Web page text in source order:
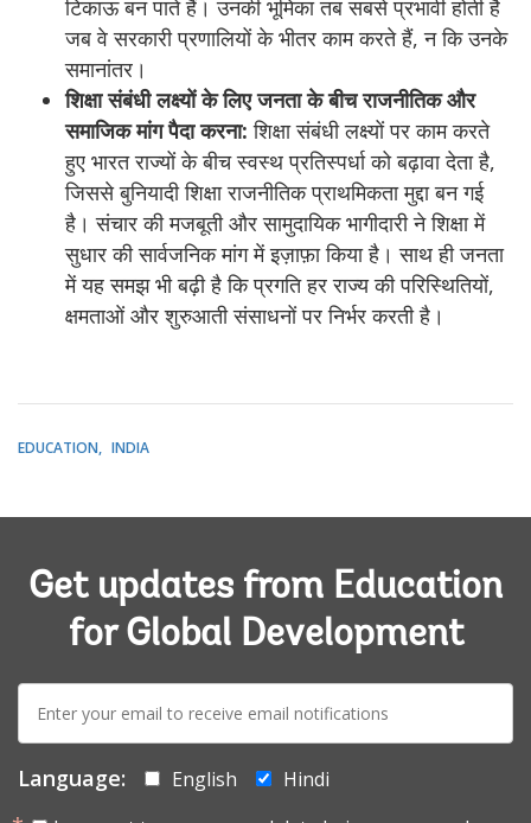
टिकाऊ बन पाते हैं। उनकी भूमिका तब सबसे प्रभावी होती है
जब वे सरकारी प्रणालियों के भीतर काम करते हैं, न कि उनके
समानांतर।
शिक्षा संबंधी लक्ष्यों के लिए जनता के बीच राजनीतिक और
समाजिक मांग पैदा करना: शिक्षा संबंधी लक्ष्यों पर काम करते
हुए भारत राज्यों के बीच स्वस्थ प्रतिस्पर्धा को बढ़ावा देता है,
जिससे बुनियादी शिक्षा राजनीतिक प्राथमिकता मुद्दा बन गई
है। संचार की मजबूती और सामुदायिक भागीदारी ने शिक्षा में
सुधार की सार्वजनिक मांग में इज़ाफ़ा किया है। साथ ही जनता
में यह समझ भी बढ़ी है कि प्रगति हर राज्य की परिस्थितियों,
क्षमताओं और शुरुआती संसाधनों पर निर्भर करती है।
EDUCATION INDIA
Get updates from Education
for Global Development
mail:
Language: English
Hindi